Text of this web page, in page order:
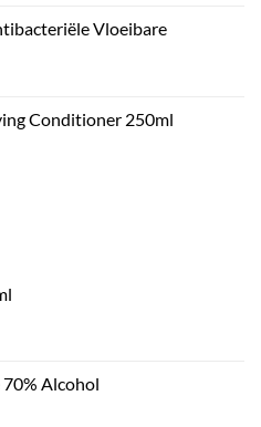
Vloeibare
Conditioner 250ml
Alcohol